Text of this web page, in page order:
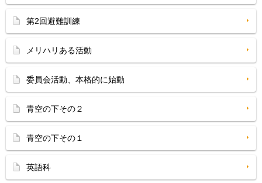
第2回避難訓練
メリハリある活動
委員会活動、本格的に始動
青空の下その２
青空の下その１
英語科